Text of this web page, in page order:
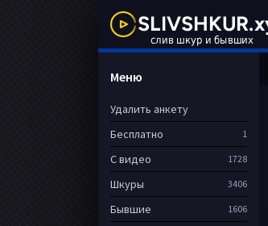
Меню
Удалить анкету
Бесплатно
1
С видео 1728
Шкуры 3406
Бывшие 1606